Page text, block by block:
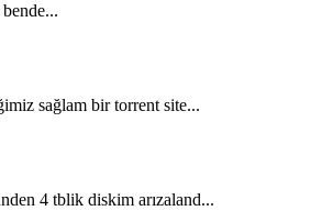
sağlam bir torrent site...
4 tblik diskim arızaland...